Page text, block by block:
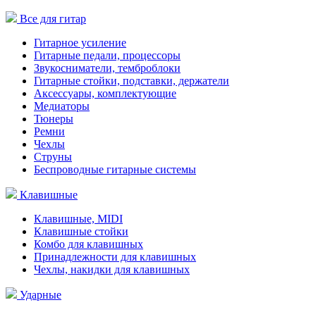
Все для гитар
Гитарное усиление
Гитарные педали, процессоры
Звукосниматели, темброблоки
Гитарные стойки, подставки, держатели
Аксессуары, комплектующие
Медиаторы
Тюнеры
Ремни
Чехлы
Струны
Беспроводные гитарные системы
Клавишные
Клавишные, MIDI
Клавишные стойки
Комбо для клавишных
Принадлежности для клавишных
Чехлы, накидки для клавишных
Ударные